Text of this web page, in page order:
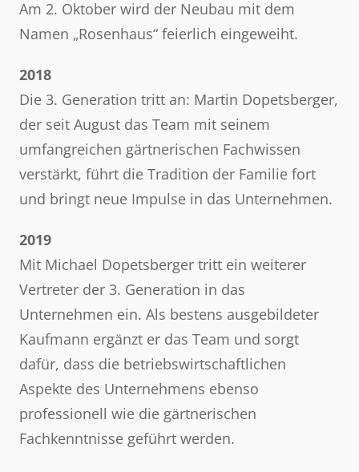
Am 2. Oktober wird der Neubau mit dem
Namen „Rosenhaus“ feierlich eingeweiht.
2018
Die 3. Generation tritt an: Martin Dopetsberger,
der seit August das Team mit seinem
umfangreichen gärtnerischen Fachwissen
verstärkt, führt die Tradition der Familie fort
und bringt neue Impulse in das Unternehmen.
2019
Mit Michael Dopetsberger tritt ein weiterer
Vertreter der 3. Generation in das
Unternehmen ein. Als bestens ausgebildeter
Kaufmann ergänzt er das Team und sorgt
dafür, dass die betriebswirtschaftlichen
Aspekte des Unternehmens ebenso
professionell wie die gärtnerischen
Fachkenntnisse geführt werden.